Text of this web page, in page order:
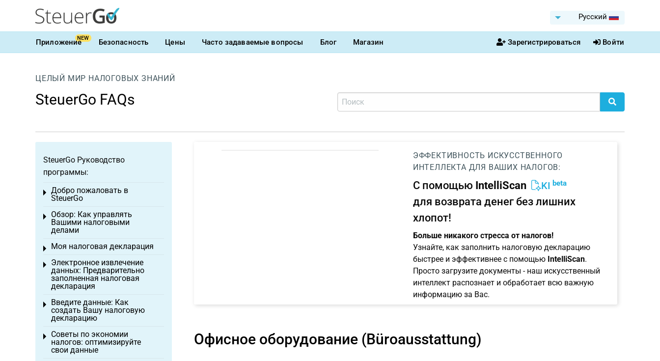
Pусский
ПриложениеNEW Безопасность Цены Часто задаваемые вопросы Блог Магазин Зарегистрироваться Войти
ЦЕЛЫЙ МИР НАЛОГОВЫХ ЗНАНИЙ
SteuerGo FAQs
ЭФФЕКТИВНОСТЬ ИСКУССТВЕННОГО
ИНТЕЛЛЕКТА ДЛЯ ВАШИХ НАЛОГОВ:
С помощью IntelliScan KI beta
для возврата денег без лишних
хлопот!
Больше никакого стресса от налогов!
Узнайте, как заполнить налоговую декларацию
быстрее и эффективнее с помощью IntelliScan.
Просто загрузите документы - наш искусственный
интеллект распознает и обработает всю важную
информацию за Вас.
Офисное оборудование (Büroausstattung)
SteuerGo Руководство
программы:
Добро пожаловать в
SteuerGo
Toggle menu
Обзор: Как управлять
Вашими налоговыми
делами
Toggle menu
Моя налоговая декларация
Toggle menu
Электронное извлечение
данных: Предварительно
заполненная налоговая
декларация
Toggle menu
Введите данные: Как
создать Вашу налоговую
декларацию
Toggle menu
Советы по экономии
налогов: оптимизируйте
свои данные
Toggle menu